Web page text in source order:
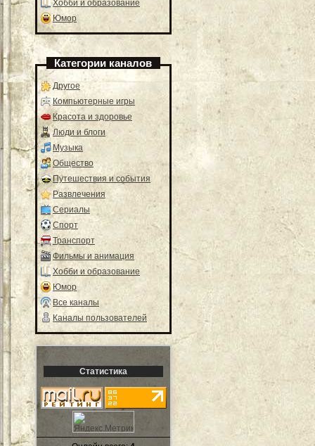
Хобби и образование
Юмор
Категории каналов
Другое
Компьютерные игры
Красота и здоровье
Люди и блоги
Музыка
Общество
Путешествия и события
Развлечения
Сериалы
Спорт
Транспорт
Фильмы и анимация
Хобби и образование
Юмор
Все каналы
Каналы пользователей
Статистика